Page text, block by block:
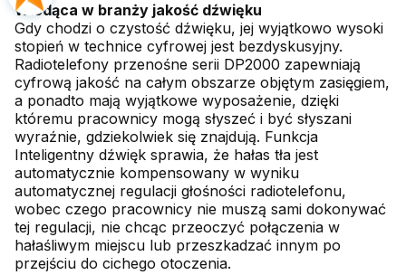
Wiodąca w branży jakość dźwięku
Gdy chodzi o czystość dźwięku, jej wyjątkowo wysoki
stopień w technice cyfrowej jest bezdyskusyjny.
Radiotelefony przenośne serii DP2000 zapewniają
cyfrową jakość na całym obszarze objętym zasięgiem,
a ponadto mają wyjątkowe wyposażenie, dzięki
któremu pracownicy mogą słyszeć i być słyszani
wyraźnie, gdziekolwiek się znajdują. Funkcja
Inteligentny dźwięk sprawia, że hałas tła jest
automatycznie kompensowany w wyniku
automatycznej regulacji głośności radiotelefonu,
wobec czego pracownicy nie muszą sami dokonywać
tej regulacji, nie chcąc przeoczyć połączenia w
hałaśliwym miejscu lub przeszkadzać innym po
przejściu do cichego otoczenia.